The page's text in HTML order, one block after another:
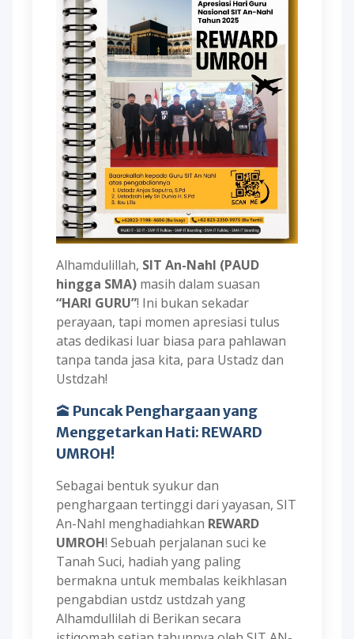
Alhamdulillah, SIT An-Nahl (PAUD
hingga SMA)masih dalam suasan
“HARI GURU”! Ini bukan sekadar
perayaan, tapi momen apresiasi tulus
atas dedikasi luar biasa para pahlawan
tanpa tanda jasa kita, para Ustadz dan
Ustdzah!
🕋 Puncak Penghargaan yang
Menggetarkan Hati: REWARD
UMROH!
Sebagai bentuk syukur dan
penghargaan tertinggi dari yayasan, SIT
An-Nahl menghadiahkan REWARD
UMROH! Sebuah perjalanan suci ke
Tanah Suci, hadiah yang paling
bermakna untuk membalas keikhlasan
pengabdian ustdz ustdzah yang
Alhamdullilah di Berikan secara